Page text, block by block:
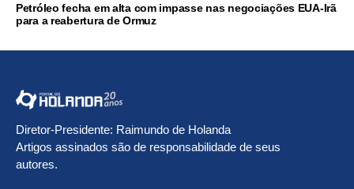
Petróleo fecha em alta com impasse nas negociações EUA-Irã
para a reabertura de Ormuz
Diretor-Presidente: Raimundo de Holanda
Artigos assinados são de responsabilidade de seus
autores.